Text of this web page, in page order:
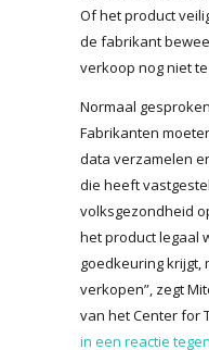
Of het product
de fabrikant
verkoop nog niet
Normaal
Fabrikanten
data verzamelen
die heeft
volksgezondheid
het product legaal
goedkeuring krijgt,
verkopen”, zegt
van het Center for
in een reactie